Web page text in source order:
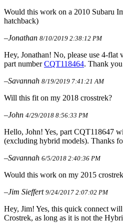
Would this work on a 2010 Subaru
hatchback)
–Jonathan 8/10/2019 2:38:12 PM
Hey, Jonathan! No, please use 4-flat
part numberCQT118464. Thank
–Savannah 8/19/2019 7:41:21 AM
Will this fit on my 2018 crosstrek?
–John 4/29/2018 8:56:33 PM
Hello, John! Yes, part CQT118647
(excluding hybrid models). Thanks
–Savannah 6/5/2018 2:40:36 PM
Would this work on my 2015
–Jim Sieffert 9/24/2017 2:07:02 PM
Hey, Jim! Yes, this quick connect
Crostrek, as long as it is not the